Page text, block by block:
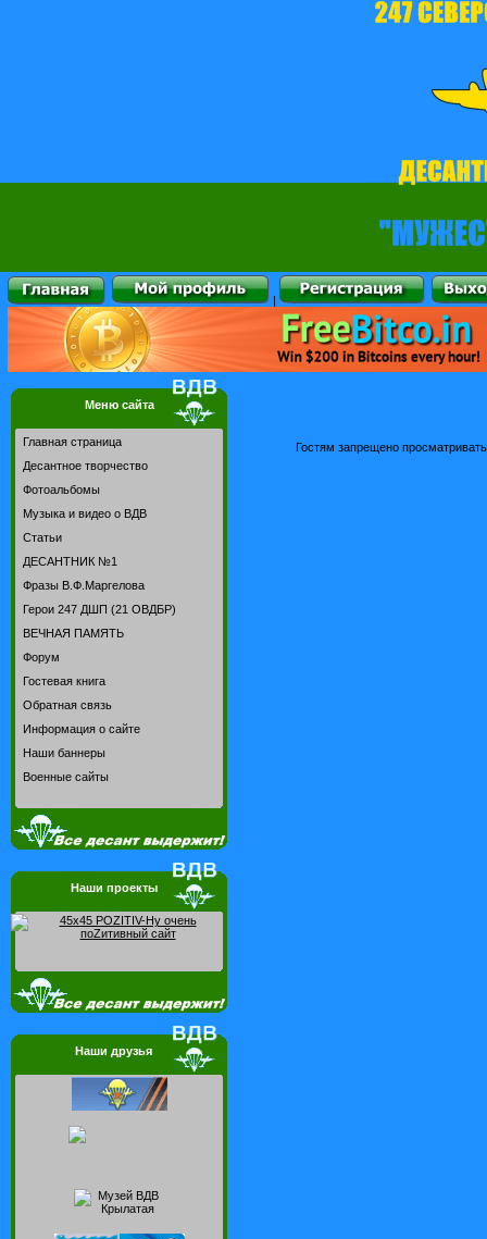
|
Меню сайта
Главная страница
Десантное творчество
Фотоальбомы
Музыка и видео о ВДВ
Статьи
ДЕСАНТНИК №1
Фразы В.Ф.Маргелова
Герои 247 ДШП (21 ОВДБР)
ВЕЧНАЯ ПАМЯТЬ
Форум
Гостевая книга
Обратная связь
Информация о сайте
Наши баннеры
Военные сайты
Наши проекты
Наши друзья
Гостям запрещено